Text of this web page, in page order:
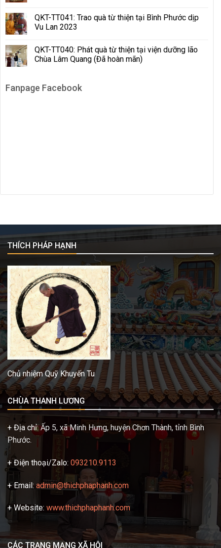
QKT-TT041: Trao quà từ thiện tại Bình Phước dịp
Vu Lan 2023
QKT-TT040: Phát quà từ thiện tại viện dưỡng lão
Chùa Lâm Quang (Đã hoàn mãn)
Fanpage Facebook
THÍCH PHÁP HẠNH
Chủ nhiệm Quỹ Khuyến Tu
CHÙA THANH LƯƠNG
+ Địa chỉ:Ấp 5, xã Minh Hưng, huyện Chơn Thành, tỉnh Bình
Phước.
+ Điện thoại/Zalo: 093210.9113
+ Email:admin@thichphaphanh.com
+ Website: www.thichphaphanh.com
CÁC TRANG MẠNG XÃ HỘI